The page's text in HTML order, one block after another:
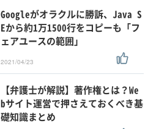
Googleがオラクルに勝訴、Java S
Eから約1万1500行をコピーも「フ
ェアユースの範囲」
2021/04/23
【弁護士が解説】著作権とは？We
bサイト運営で押さえておくべき基
礎知識まとめ